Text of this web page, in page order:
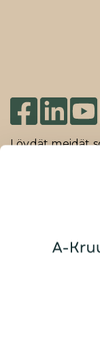
Löydät meidät
2026 Duuilo